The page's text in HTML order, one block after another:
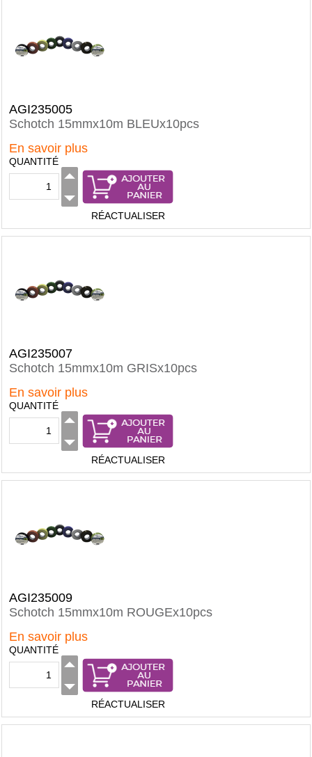
AGI235005
Schotch 15mmx10m BLEUx10pcs
En savoir plus
QUANTITÉ
RÉACTUALISER
AGI235007
Schotch 15mmx10m GRISx10pcs
En savoir plus
QUANTITÉ
RÉACTUALISER
AGI235009
Schotch 15mmx10m ROUGEx10pcs
En savoir plus
QUANTITÉ
RÉACTUALISER